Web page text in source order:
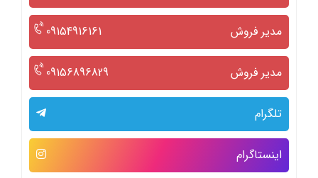
مدیر فروش 09154916161
مدیر فروش 09156896829
تلگرام
اینستاگرام